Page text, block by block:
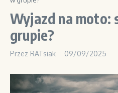
Wyjazd na moto:
grupie?
Przez RATsiak 09/09/2025